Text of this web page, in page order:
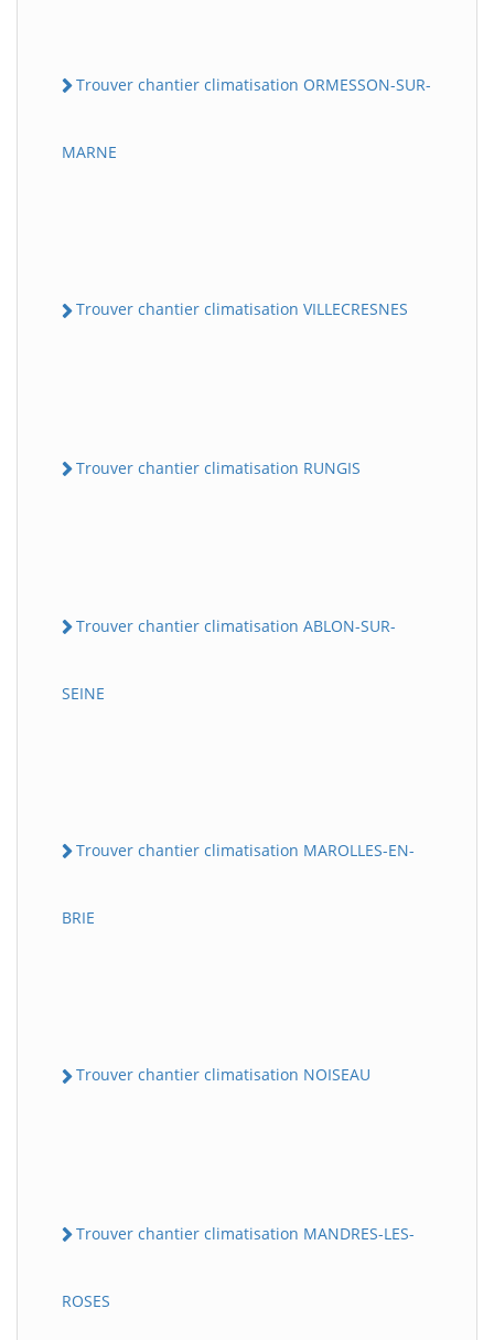
Trouver chantier climatisation ORMESSON-SUR-
MARNE
Trouver chantier climatisation VILLECRESNES
Trouver chantier climatisation RUNGIS
Trouver chantier climatisation ABLON-SUR-
SEINE
Trouver chantier climatisation MAROLLES-EN-
BRIE
Trouver chantier climatisation NOISEAU
Trouver chantier climatisation MANDRES-LES-
ROSES